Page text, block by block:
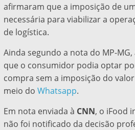
afirmaram que a imposição de
necessária para viabilizar a
de logística.
Ainda segundo a nota do MP-
que o consumidor podia optar
compra sem a imposição do
meio do Whatsapp.
Em nota enviada à CNN, o iFood
não foi notificado da decisão